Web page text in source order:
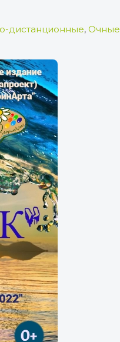
дистанционные, Очные